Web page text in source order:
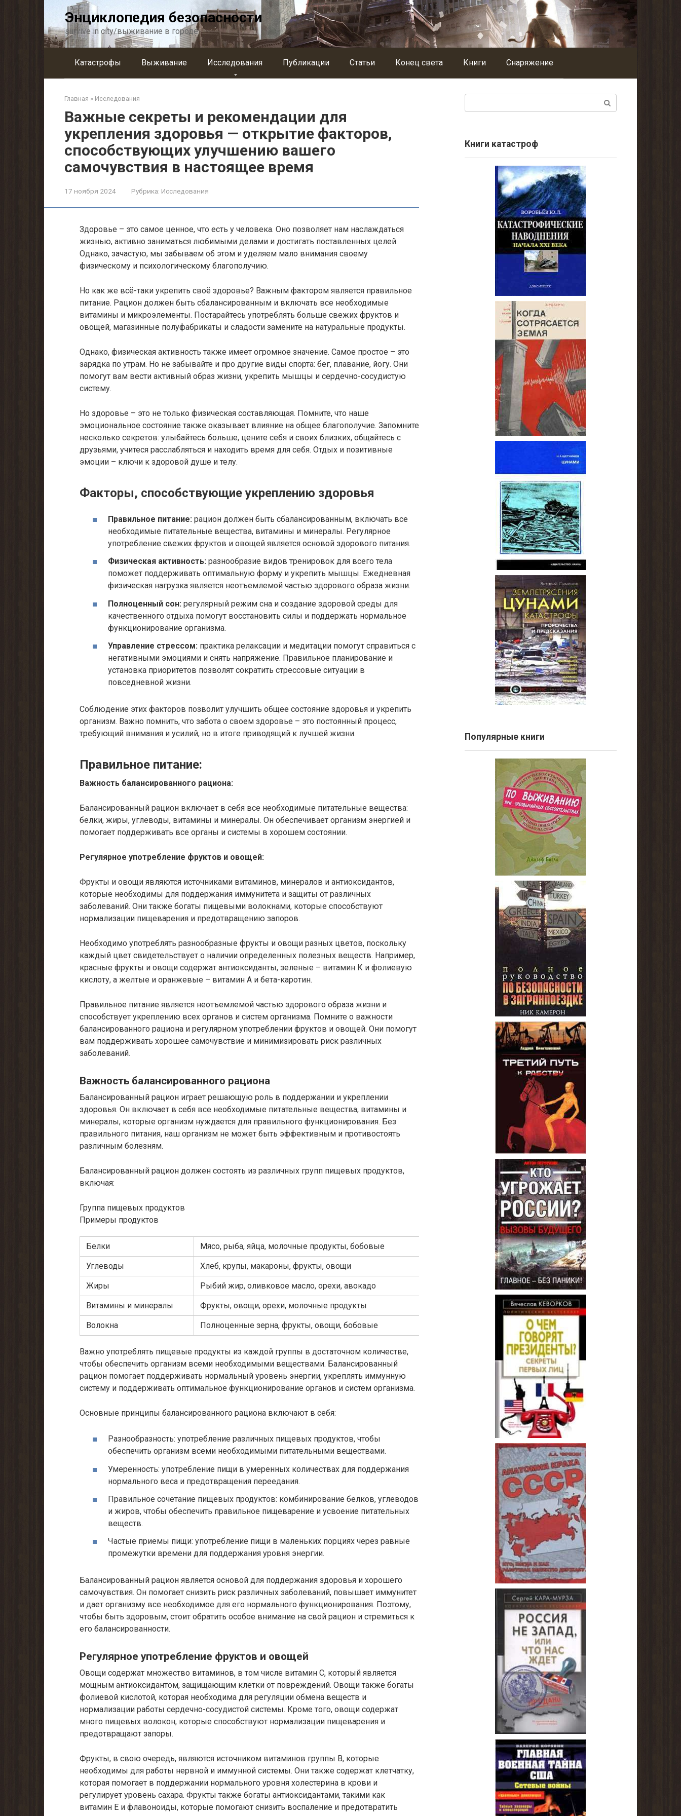
Энциклопедия безопасности
survive in city/выживание в городе
Катастрофы Выживание Исследования Публикации Статьи Конец света Книги Снаряжение
Главная » Исследования
Важные секреты и рекомендации для
укрепления здоровья — открытие факторов,
способствующих улучшению вашего
самочувствия в настоящее время
17 ноября 2024 Рубрика: Исследования
Здоровье – это самое ценное, что есть у человека. Оно позволяет нам наслаждаться
жизнью, активно заниматься любимыми делами и достигать поставленных целей.
Однако, зачастую, мы забываем об этом и уделяем мало внимания своему
физическому и психологическому благополучию.
Но как же всё-таки укрепить своё здоровье? Важным фактором является правильное
питание. Рацион должен быть сбалансированным и включать все необходимые
витамины и микроэлементы. Постарайтесь употреблять больше свежих фруктов и
овощей, магазинные полуфабрикаты и сладости замените на натуральные продукты.
Однако, физическая активность также имеет огромное значение. Самое простое – это
зарядка по утрам. Но не забывайте и про другие виды спорта: бег, плавание, йогу. Они
помогут вам вести активный образ жизни, укрепить мышцы и сердечно-сосудистую
систему.
Но здоровье – это не только физическая составляющая. Помните, что наше
эмоциональное состояние также оказывает влияние на общее благополучие. Запомните
несколько секретов: улыбайтесь больше, цените себя и своих близких, общайтесь с
друзьями, учитеся расслабляться и находить время для себя. Отдых и позитивные
эмоции – ключи к здоровой душе и телу.
Факторы, способствующие укреплению здоровья
Правильное питание: рацион должен быть сбалансированным, включать все
необходимые питательные вещества, витамины и минералы. Регулярное
употребление свежих фруктов и овощей является основой здорового питания.
Физическая активность: разнообразие видов тренировок для всего тела
поможет поддерживать оптимальную форму и укрепить мышцы. Ежедневная
физическая нагрузка является неотъемлемой частью здорового образа жизни.
Полноценный сон: регулярный режим сна и создание здоровой среды для
качественного отдыха помогут восстановить силы и поддержать нормальное
функционирование организма.
Управление стрессом: практика релаксации и медитации помогут справиться с
негативными эмоциями и снять напряжение. Правильное планирование и
установка приоритетов позволят сократить стрессовые ситуации в
повседневной жизни.
Соблюдение этих факторов позволит улучшить общее состояние здоровья и укрепить
организм. Важно помнить, что забота о своем здоровье – это постоянный процесс,
требующий внимания и усилий, но в итоге приводящий к лучшей жизни.
Правильное питание:
Важность балансированного рациона:
Балансированный рацион включает в себя все необходимые питательные вещества:
белки, жиры, углеводы, витамины и минералы. Он обеспечивает организм энергией и
помогает поддерживать все органы и системы в хорошем состоянии.
Регулярное употребление фруктов и овощей:
Фрукты и овощи являются источниками витаминов, минералов и антиоксидантов,
которые необходимы для поддержания иммунитета и защиты от различных
заболеваний. Они также богаты пищевыми волокнами, которые способствуют
нормализации пищеварения и предотвращению запоров.
Необходимо употреблять разнообразные фрукты и овощи разных цветов, поскольку
каждый цвет свидетельствует о наличии определенных полезных веществ. Например,
красные фрукты и овощи содержат антиоксиданты, зеленые – витамин К и фолиевую
кислоту, а желтые и оранжевые – витамин А и бета-каротин.
Правильное питание является неотъемлемой частью здорового образа жизни и
способствует укреплению всех органов и систем организма. Помните о важности
балансированного рациона и регулярном употреблении фруктов и овощей. Они помогут
вам поддерживать хорошее самочувствие и минимизировать риск различных
заболеваний.
Важность балансированного рациона
Балансированный рацион играет решающую роль в поддержании и укреплении
здоровья. Он включает в себя все необходимые питательные вещества, витамины и
минералы, которые организм нуждается для правильного функционирования. Без
правильного питания, наш организм не может быть эффективным и противостоять
различным болезням.
Балансированный рацион должен состоять из различных групп пищевых продуктов,
включая:
Группа пищевых продуктов
Примеры продуктов
Белки Мясо, рыба, яйца, молочные продукты, бобовые
Углеводы Хлеб, крупы, макароны, фрукты, овощи
Жиры Рыбий жир, оливковое масло, орехи, авокадо
Витамины и минералы Фрукты, овощи, орехи, молочные продукты
Волокна Полноценные зерна, фрукты, овощи, бобовые
Важно употреблять пищевые продукты из каждой группы в достаточном количестве,
чтобы обеспечить организм всеми необходимыми веществами. Балансированный
рацион помогает поддерживать нормальный уровень энергии, укреплять иммунную
систему и поддерживать оптимальное функционирование органов и систем организма.
Основные принципы балансированного рациона включают в себя:
Разнообразность: употребление различных пищевых продуктов, чтобы
обеспечить организм всеми необходимыми питательными веществами.
Умеренность: употребление пищи в умеренных количествах для поддержания
нормального веса и предотвращения переедания.
Правильное сочетание пищевых продуктов: комбинирование белков, углеводов
и жиров, чтобы обеспечить правильное пищеварение и усвоение питательных
веществ.
Частые приемы пищи: употребление пищи в маленьких порциях через равные
промежутки времени для поддержания уровня энергии.
Балансированный рацион является основой для поддержания здоровья и хорошего
самочувствия. Он помогает снизить риск различных заболеваний, повышает иммунитет
и дает организму все необходимое для его нормального функционирования. Поэтому,
чтобы быть здоровым, стоит обратить особое внимание на свой рацион и стремиться к
его балансированности.
Регулярное употребление фруктов и овощей
Овощи содержат множество витаминов, в том числе витамин С, который является
мощным антиоксидантом, защищающим клетки от повреждений. Овощи также богаты
фолиевой кислотой, которая необходима для регуляции обмена веществ и
нормализации работы сердечно-сосудистой системы. Кроме того, овощи содержат
много пищевых волокон, которые способствуют нормализации пищеварения и
предотвращают запоры.
Фрукты, в свою очередь, являются источником витаминов группы В, которые
необходимы для работы нервной и иммунной системы. Они также содержат клетчатку,
которая помогает в поддержании нормального уровня холестерина в крови и
регулирует уровень сахара. Фрукты также богаты антиоксидантами, такими как
витамин Е и флавоноиды, которые помогают снизить воспаление и предотвратить
Книги катастроф
Популярные книги